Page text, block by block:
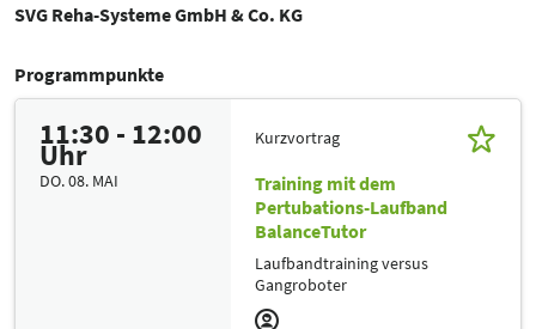
SVG Reha-Systeme GmbH & Co. KG
Programmpunkte
11:30 - 12:00
Uhr
DO. 08. MAI
Kurzvortrag
Training mit dem
Pertubations-Laufband
BalanceTutor
Laufbandtraining versus
Gangroboter